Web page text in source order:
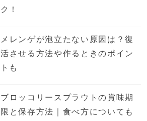
ク！
メレンゲが泡立たない原因は？復
活させる方法や作るときのポイン
トも
ブロッコリースプラウトの賞味期
限と保存方法｜食べ方についても